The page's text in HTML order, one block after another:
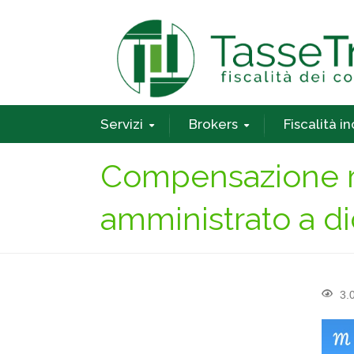
Servizi Brokers Fiscalità
Compensazione
amministrato a